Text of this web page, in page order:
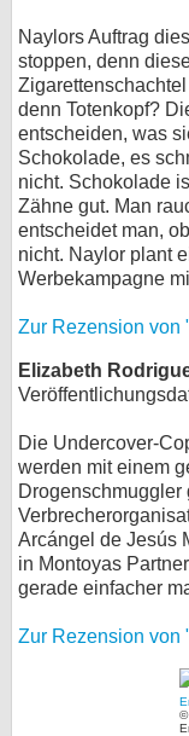
Naylors Auftrag
stoppen, denn
denn Totenkopf?
entscheiden, was
Schokolade, es
nicht. Schokolade
Zähne gut. Man
entscheidet man,
nicht. Naylor plant
Werbekampagne
Zur Rezension von
Elizabeth
Die Undercover-
werden mit einem
Arcángel de Jesús
in Montoyas
gerade einfacher
Zur Rezension von
©